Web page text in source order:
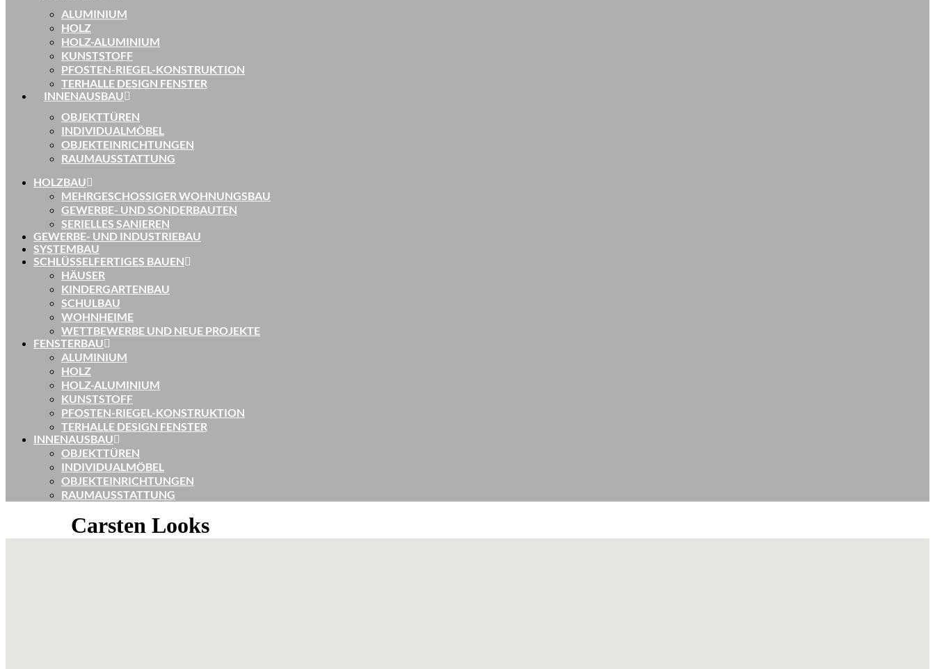
ALUMINIUM
HOLZ
HOLZ-ALUMINIUM
KUNSTSTOFF
PFOSTEN-RIEGEL-KONSTRUKTION
TERHALLE DESIGN FENSTER
INNENAUSBAU
OBJEKTTÜREN
INDIVIDUALMÖBEL
OBJEKTEINRICHTUNGEN
RAUMAUSSTATTUNG
HOLZBAU
MEHRGESCHOSSIGER WOHNUNGSBAU
GEWERBE- UND SONDERBAUTEN
SERIELLES SANIEREN
GEWERBE- UND INDUSTRIEBAU
SYSTEMBAU
SCHLÜSSELFERTIGES BAUEN
HÄUSER
KINDERGARTENBAU
SCHULBAU
WOHNHEIME
WETTBEWERBE UND NEUE PROJEKTE
FENSTERBAU
ALUMINIUM
HOLZ
HOLZ-ALUMINIUM
KUNSTSTOFF
PFOSTEN-RIEGEL-KONSTRUKTION
TERHALLE DESIGN FENSTER
INNENAUSBAU
OBJEKTTÜREN
INDIVIDUALMÖBEL
OBJEKTEINRICHTUNGEN
RAUMAUSSTATTUNG
Carsten Looks